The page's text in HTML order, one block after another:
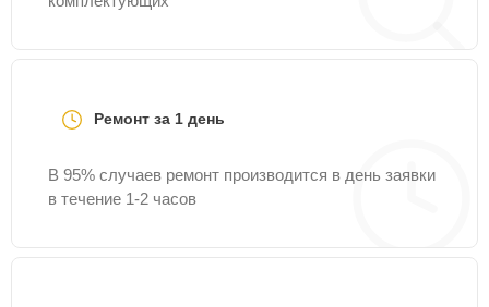
Ремонт за 1 день
В 95% случаев ремонт производится в день заявки
в течение 1-2 часов